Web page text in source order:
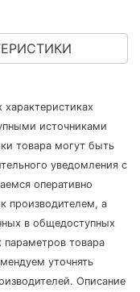
источниками
товара могут быть
уведомления с
оперативно
производителем, а
в общедоступных
параметров товара
уточнять
Описание